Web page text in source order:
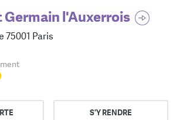
Germain l'Auxerrois
75001 Paris
S'Y RENDRE